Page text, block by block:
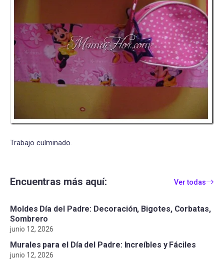
Trabajo culminado.
Encuentras más aquí: Ver todas
Moldes Día del Padre: Decoración, Bigotes, Corbatas,
Sombrero
junio 12, 2026
Murales para el Día del Padre: Increíbles y Fáciles
junio 12, 2026